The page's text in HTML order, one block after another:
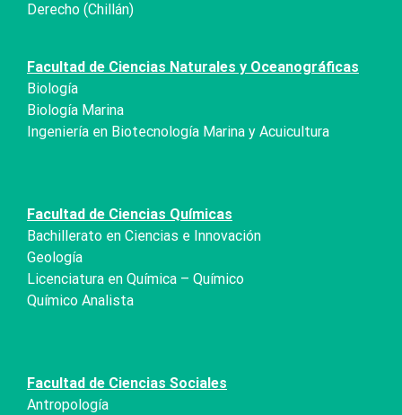
Derecho (Chillán)
Facultad de Ciencias Naturales y Oceanográficas
Biología
Biología Marina
Ingeniería en Biotecnología Marina y Acuicultura
Facultad de Ciencias Químicas
Bachillerato en Ciencias e Innovación
Geología
Licenciatura en Química – Químico
Químico Analista
Facultad de Ciencias Sociales
Antropología